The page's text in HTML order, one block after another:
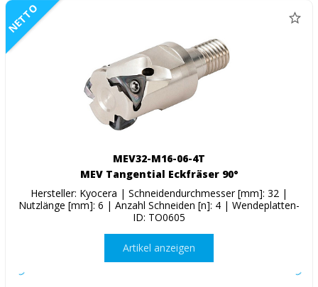
NETTO
MEV32-M16-06-4T
MEV Tangential Eckfräser 90°
Hersteller: Kyocera | Schneidendurchmesser [mm]: 32 |
Nutzlänge [mm]: 6 | Anzahl Schneiden [n]: 4 | Wendeplatten-
ID: TO0605
Artikel anzeigen